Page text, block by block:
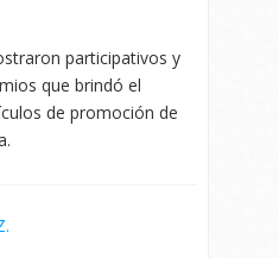
participativos y
que brindó el
de promoción de